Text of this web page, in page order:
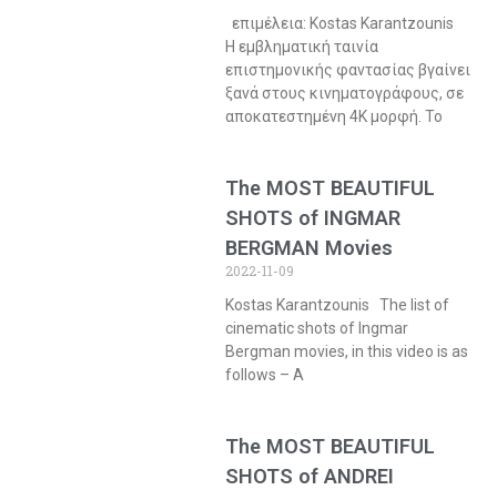
επιμέλεια: Kostas Karantzounis
Η εμβληματική ταινία
επιστημονικής φαντασίας βγαίνει
ξανά στους κινηματογράφους, σε
αποκατεστημένη 4Κ μορφή. Το
The MOST BEAUTIFUL
SHOTS of INGMAR
BERGMAN Movies
2022-11-09
Kostas Karantzounis The list of
cinematic shots of Ingmar
Bergman movies, in this video is as
follows – A
The MOST BEAUTIFUL
SHOTS of ANDREI